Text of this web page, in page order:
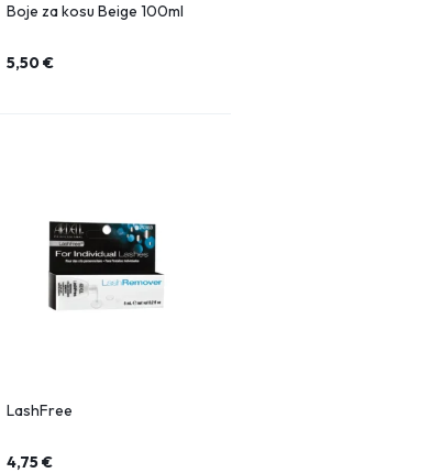
Boje za kosu Beige 100ml
5,50€
LashFree
4,75€